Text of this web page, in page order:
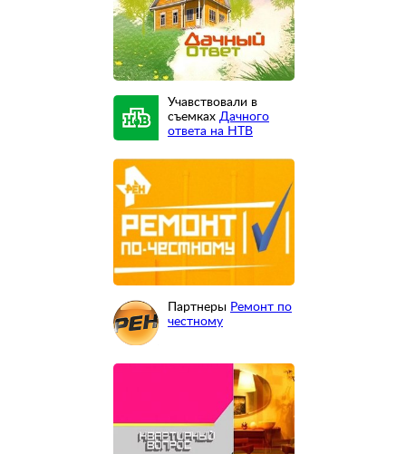
Учавствовали в
съемках Дачного
ответа на НТВ
Партнеры Ремонт по
честному